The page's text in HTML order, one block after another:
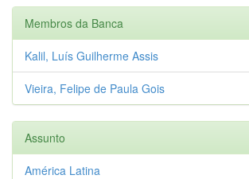
Membros da Banca
Kalil, Luís Guilherme Assis
Vieira, Felipe de Paula Gois
Assunto
América Latina